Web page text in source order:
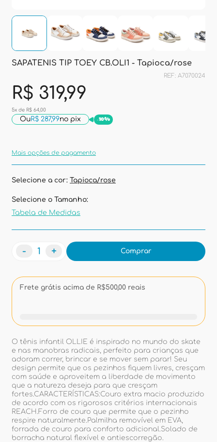
SAPATENIS TIP TOEY CB.OLI1 - Tapioca/rose
REF: A7070024
R$ 319,99
5x de R$ 64,00
OuR$ 287,99no pix -10%
Mais opções de pagamento
Selecione a cor: Tapioca/rose
Selecione o Tamanho:
Tabela de Medidas
- + Comprar
Frete grátis acima de R$500,00 reais
O tênis infantil OLLIE é inspirado no mundo do skate
e nas manobras radicais, perfeito para crianças que
adoram correr, brincar e se mover sem parar! Seu
design permite que os pezinhos fiquem livres, cresçam
com saúde e aproveitem a liberdade de movimento
que a natureza deseja para que cresçam
fortes.CARACTERÍSTICAS:Couro extra macio produzido
de acordo com os rigorosos critérios internacionais
REACH.Forro de couro que permite que o pezinho
respire naturalmente.Palmilha removível em EVA,
forrada de couro para conforto adicional.Solado de
borracha natural flexível e antiescorregão.